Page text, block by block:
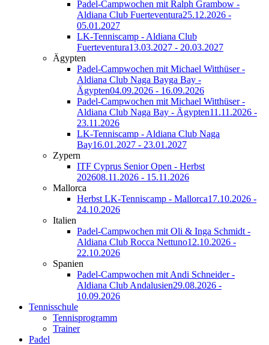
Padel-Campwochen mit Ralph Grambow -
Aldiana Club Fuerteventura25.12.2026 -
05.01.2027
LK-Tenniscamp - Aldiana Club
Fuerteventura13.03.2027 - 20.03.2027
Ägypten
Padel-Campwochen mit Michael Witthüser -
Aldiana Club Naga Bayga Bay -
Ägypten04.09.2026 - 16.09.2026
Padel-Campwochen mit Michael Witthüser -
Aldiana Club Naga Bay - Ägypten11.11.2026 -
23.11.2026
LK-Tenniscamp - Aldiana Club Naga
Bay16.01.2027 - 23.01.2027
Zypern
ITF Cyprus Senior Open - Herbst
202608.11.2026 - 15.11.2026
Mallorca
Herbst LK-Tenniscamp - Mallorca17.10.2026 -
24.10.2026
Italien
Padel-Campwochen mit Oli & Inga Schmidt -
Aldiana Club Rocca Nettuno12.10.2026 -
22.10.2026
Spanien
Padel-Campwochen mit Andi Schneider -
Aldiana Club Andalusien29.08.2026 -
10.09.2026
Tennisschule
Tennisprogramm
Trainer
Padel